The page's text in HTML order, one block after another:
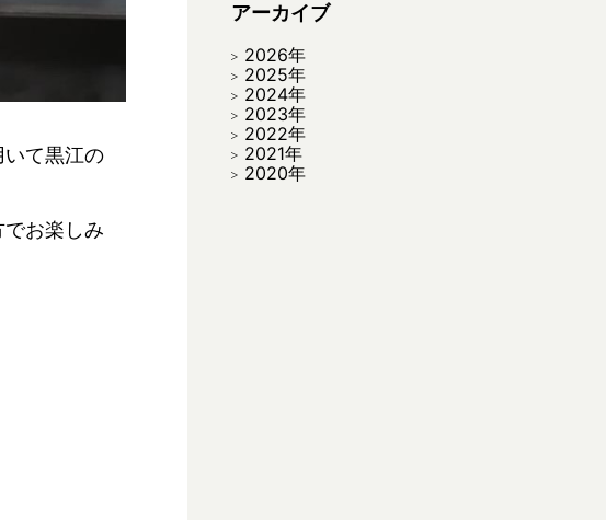
て黒江の
お楽しみ
アーカイブ
2026年
2025年
2024年
2023年
2022年
2021年
2020年